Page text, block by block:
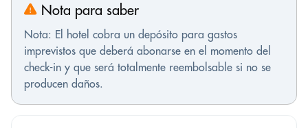
Nota para saber
Nota: El hotel cobra un depósito para gastos
imprevistos que deberá abonarse en el momento del
check-in y que será totalmente reembolsable si no se
producen daños.